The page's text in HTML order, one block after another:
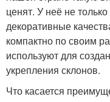
ценят. У неё не
декоративные
компактно по своим
используют для
укрепления склонов.
Что касается